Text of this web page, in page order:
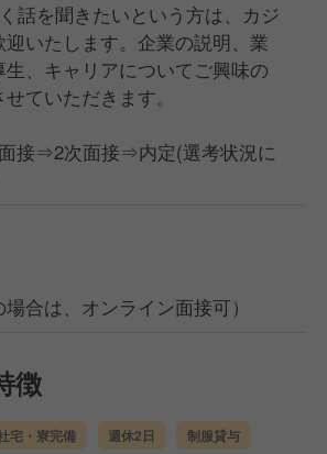
話を聞きたいという方は、カジ
迎いたします。企業の説明、業
、キャリアについてご興味の
ていただきます。
接⇒2次面接⇒内定(選考状況に
合は、オンライン面接可）
徴
宅・寮完備 週休2日 制服貸与